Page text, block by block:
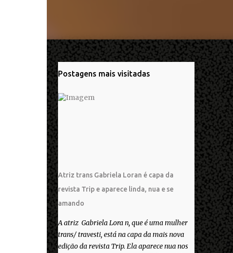
Postagens mais visitadas
Atriz trans Gabriela Loran é capa da
revista Trip e aparece linda, nua e se
amando
A atriz Gabriela Lora n, que é uma mulher
trans/ travesti, está na capa da mais nova
edição da revista Trip. Ela aparece nua nos